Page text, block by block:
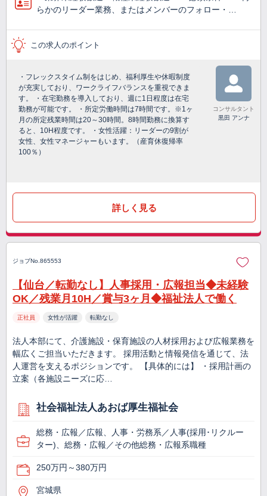
らかのリーダー業務、またはメンバーのフォロー・…
この求人のポイント
・フレックスタイム制をはじめ、福利厚生や休暇制度
が充実しており、ワークライフバランスを重視できま
す。 ・在宅勤務を導入しており、週に1日程度は在宅
勤務が可能です。 ・所定労働時間は7時間です。※1ヶ
月の所定残業時間は20～30時間。8時間勤務に換算す
ると、10H程度です。 ・女性活躍：リーダーの9割が
女性、女性マネージャーもいます。（産育休復帰率
100％）
コンサルタント
黒田 アンナ
詳しく見る
ジョブNo.865553
【仙台／転勤なし】人事採用・広報担当◆未経験
OK／残業月10H／賞与3ヶ月◆福祉法人で働く
正社員 女性が活躍 転勤なし
法人本部にて、介護施設・保育施設の人材採用および広報業務を
幅広くご担当いただきます。 採用活動と情報発信を通じて、法
人運営を支えるポジションです。 【具体的には】 ・採用計画の
立案（各施設ニーズに応…
社会福祉法人あおば厚生福祉会
総務・広報／広報、人事・労務系／人事(採用･リクルー
ター)、総務・広報／その他総務・広報系職種
250万円～380万円
宮城県